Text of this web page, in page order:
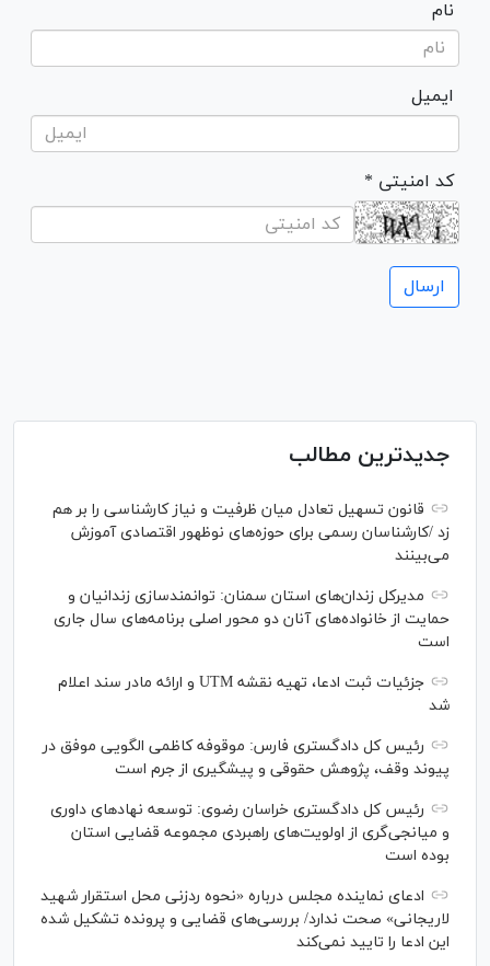
نام
ایمیل
* کد امنیتی
جدیدترین مطالب
قانون تسهیل تعادل میان ظرفیت و نیاز کارشناسی را بر هم
زد /کارشناسان رسمی برای حوزه‌های نوظهور اقتصادی آموزش
می‌بینند
مدیرکل زندان‌های استان سمنان: توانمندسازی زندانیان و
حمایت از خانواده‌های آنان دو محور اصلی برنامه‌های سال جاری
است
جزئیات ثبت ادعا، تهیه نقشه UTM و ارائه مادر سند اعلام
شد
رئیس کل دادگستری فارس: موقوفه کاظمی الگویی موفق در
پیوند وقف، پژوهش حقوقی و پیشگیری از جرم است
رئیس کل دادگستری خراسان رضوی: توسعه نهاد‌های داوری
و میانجی‌گری از اولویت‌های راهبردی مجموعه قضایی استان
بوده است
ادعای نماینده مجلس درباره «نحوه ردزنی محل استقرار شهید
لاریجانی» صحت ندارد/ بررسی‌های قضایی و پرونده تشکیل شده
این ادعا را تایید نمی‌کند